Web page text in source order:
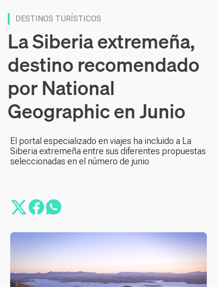
DESTINOS TURÍSTICOS
La Siberia extremeña,
destino recomendado
por National
Geographic en Junio
El portal especializado en viajes ha incluido a La
Siberia extremeña entre sus diferentes propuestas
seleccionadas en el número de junio